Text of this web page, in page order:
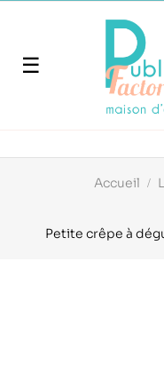
Basculer
navigation
☰
Accueil
Petite crêpe à